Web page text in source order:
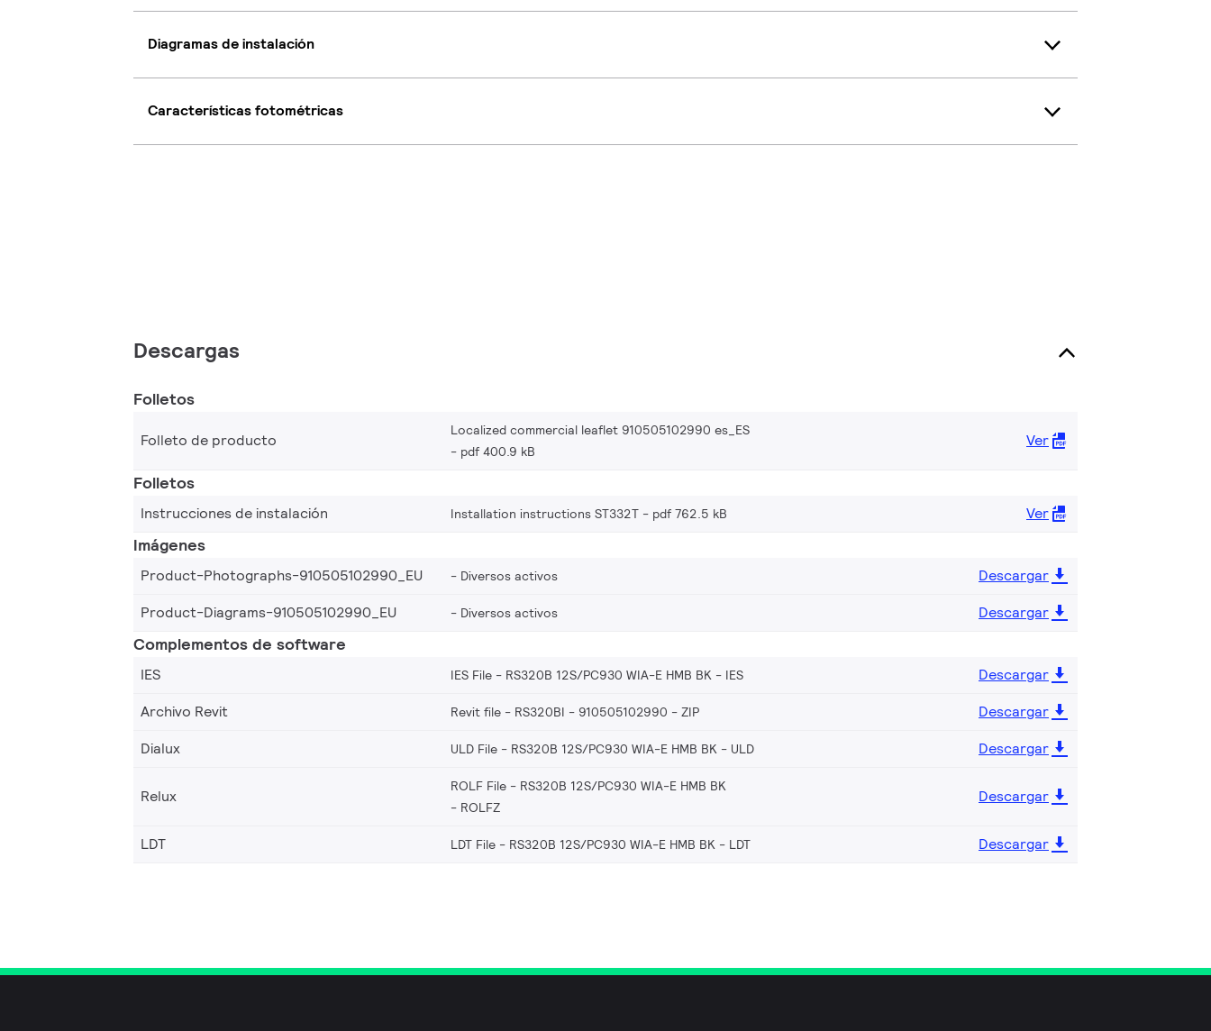
Diagramas de instalación
Características fotométricas
Descargas
Folletos
Folleto de producto
Localized commercial leaflet 910505102990 es_ES
pdf 400.9 kB
Ver
Folletos
Instrucciones de instalación Installation instructions ST332T pdf 762.5 kB Ver
Imágenes
Product-Photographs-910505102990_EU Diversos activos
Descargar
Product-Diagrams-910505102990_EU
Diversos activos Descargar
Complementos de software
IES IES File - RS320B 12S/PC930 WIA-E HMB BK IES
Descargar
Archivo Revit
Revit file - RS320BI - 910505102990 ZIP
Descargar
Dialux
ULD File - RS320B 12S/PC930 WIA-E HMB BK ULD Descargar
Relux
ROLF File - RS320B 12S/PC930 WIA-E HMB BK
ROLFZ
Descargar
LDT LDT File - RS320B 12S/PC930 WIA-E HMB BK LDT Descargar